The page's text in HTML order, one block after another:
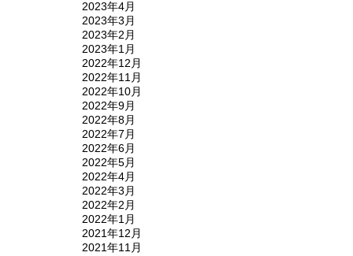
2023年4月
2023年3月
2023年2月
2023年1月
2022年12月
2022年11月
2022年10月
2022年9月
2022年8月
2022年7月
2022年6月
2022年5月
2022年4月
2022年3月
2022年2月
2022年1月
2021年12月
2021年11月